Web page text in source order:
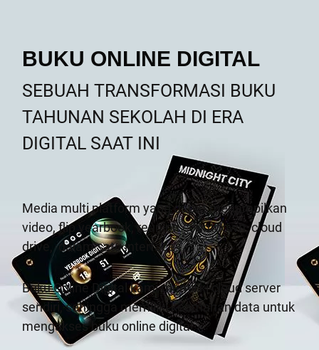
BUKU ONLINE DIGITAL
SEBUAH TRANSFORMASI BUKU
TAHUNAN SEKOLAH DI ERA
DIGITAL SAAT INI
Media multi platform yang dapat menampilkan
video, flip yearbook, reunion countdown, cloud
drive,
dalam satu interface.
Buku Online Digital kami memiliki cloud server
sendiri, sehingga memiliki keamanan data untuk
mengakses buku online digital.